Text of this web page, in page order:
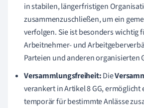
in stabilen, längerfristigen
zusammenzuschließen, um ein
verfolgen. Sie ist besonders wichtig
Arbeitnehmer- und
Parteien und anderen organisierten
Versammlungsfreiheit:Die
verankert in Artikel 8 GG, ermöglicht
temporär für bestimmte Anlässe